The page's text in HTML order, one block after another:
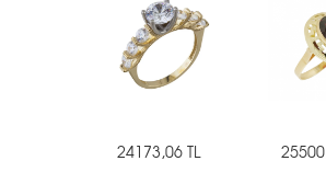
24173,06 TL